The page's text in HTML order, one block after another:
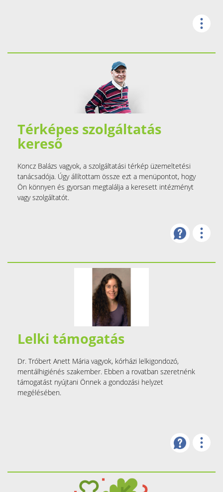
Térképes szolgáltatás
kereső
Koncz Balázs vagyok, a szolgáltatási térkép üzemeltetési
tanácsadója. Úgy állítottam össze ezt a menüpontot, hogy
Ön könnyen és gyorsan megtalálja a keresett intézményt
vagy szolgáltatót.
Lelki támogatás
Dr. Tróbert Anett Mária vagyok, kórházi lelkigondozó,
mentálhigiénés szakember. Ebben a rovatban szeretnénk
támogatást nyújtani Önnek a gondozási helyzet
megélésében.